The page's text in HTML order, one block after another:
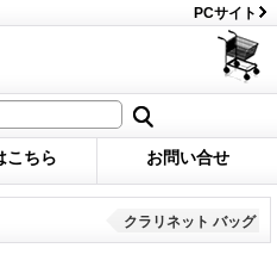
PCサイト
こちら お問い合せ
クラリネット バッグ